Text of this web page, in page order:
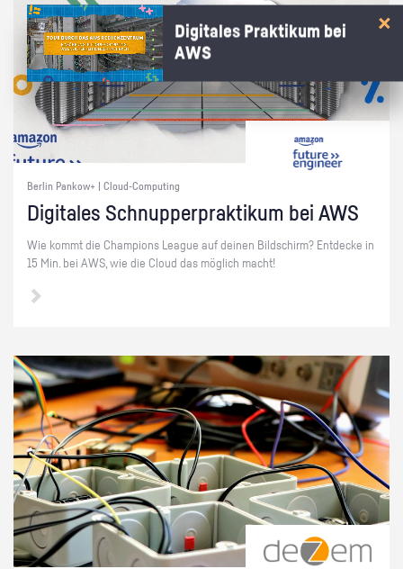
Berlin Pankow+ | Cloud-Computing
Di­gi­ta­les Schnup­per­prak­ti­kum bei AWS
Wie kommt die Cham­pi­ons Le­ague auf dei­nen Bild­schirm? Ent­de­cke in
15 Min. bei AWS, wie die Cloud das mög­lich macht!
Digitales Praktikum bei
AWS